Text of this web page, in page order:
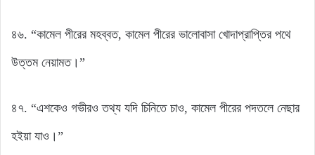
৪৬. “কামেল পীরের মহব্বত, কামেল পীরের ভালোবাসা খোদাপ্রাপ্তির পথে
উত্তম নেয়ামত।”
৪৭. “এশকেও গভীরও তথ্য যদি চিনিতে চাও, কামেল পীরের পদতলে নেছার
হইয়া যাও।”